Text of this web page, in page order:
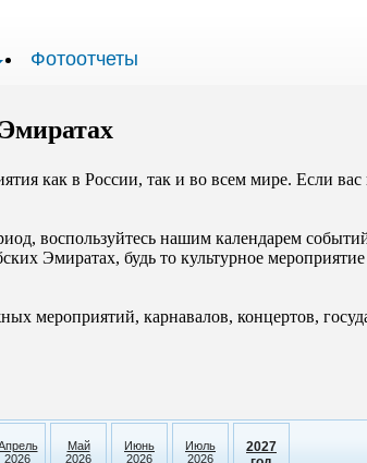
Фотоотчеты
как в России, так и во всем мире. Если
воспользуйтесь нашим календарем
Эмиратах, будь то культурное
мероприятий, карнавалов, концертов,
2026
Май
2026
Июнь
2026
Июль
2026
2027